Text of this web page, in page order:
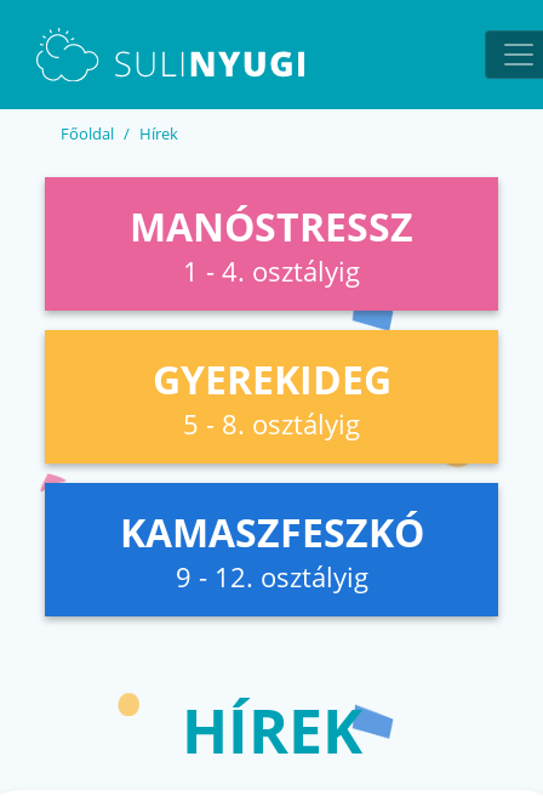
Főoldal Hírek
MANÓSTRESSZ
1 - 4. osztályig
GYEREKIDEG
5 - 8. osztályig
KAMASZFESZKÓ
9 - 12. osztályig
HÍREK